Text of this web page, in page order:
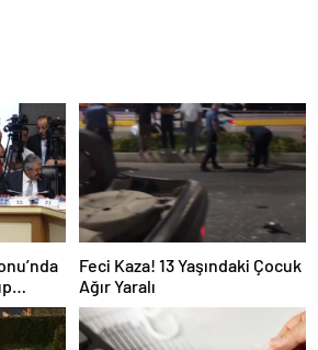
Gül:
Feci Kaza! 13 Yaşındaki Çocuk
Ağır Yaralı